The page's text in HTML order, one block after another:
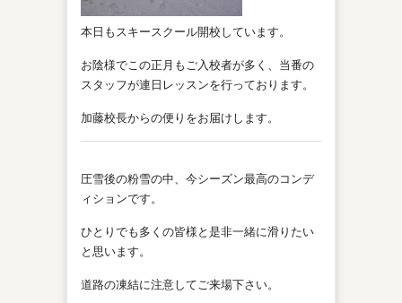
本日もスキースクール開校しています。
お陰様でこの正月もご入校者が多く、当番の
スタッフが連日レッスンを行っております。
加藤校長からの便りをお届けします。
圧雪後の粉雪の中、今シーズン最高のコンデ
ィションです。
ひとりでも多くの皆様と是非一緒に滑りたい
と思います。
道路の凍結に注意してご来場下さい。